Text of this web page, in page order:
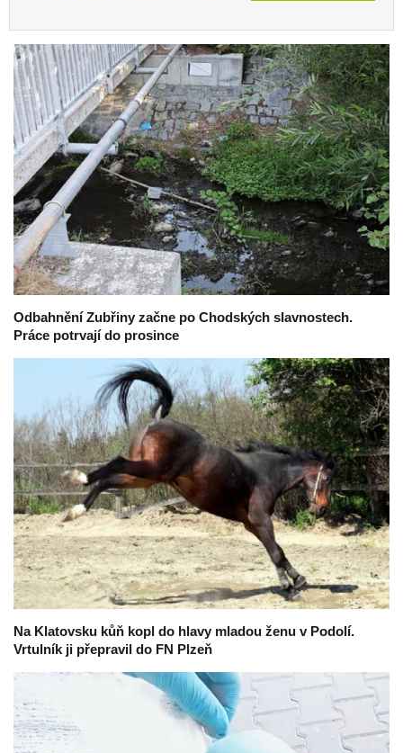
Odbahnění Zubřiny začne po Chodských slavnostech.
Práce potrvají do prosince
Na Klatovsku kůň kopl do hlavy mladou ženu v Podolí.
Vrtulník ji přepravil do FN Plzeň